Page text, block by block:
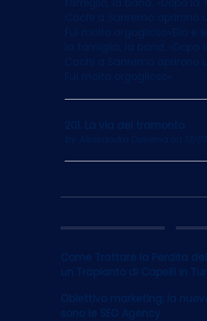
famiglia, la band. «Dopo la
Cachi a Sanremo aprirono
Fui molto orgoglioso»Elio e
la famiglia, la band. «Dopo
Cachi a Sanremo aprirono
Fui molto orgoglioso»
201. La via del tramonto
by Alessandro Davenia on 13/
12
Come Trattare la Perdita dei
un Trapianto di Capelli in
Obiettivo marketing: la
sono le SEO Agency